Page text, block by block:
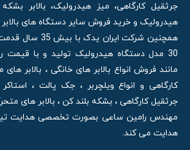
جرثقیل کارگاهی، میز هیدرولیک، بالابر بشکه
هیدرولیک و خرید فروش سایر دستگاه های
همچنین شرکت ایران
30 مدل دستگاه هیدرولیک تولید و با قیمت
مانند فروش انواع بالابر های خانگی ، بالابر های
کارگاهی و انواع ویلچربر ، جک پالت ،
جرثقیل کارگاهی ، بشکه بلند کن ، بالابر های
مهندس رامین ساعی بصورت تخصصی هدایت تیم
هدایت می کند.